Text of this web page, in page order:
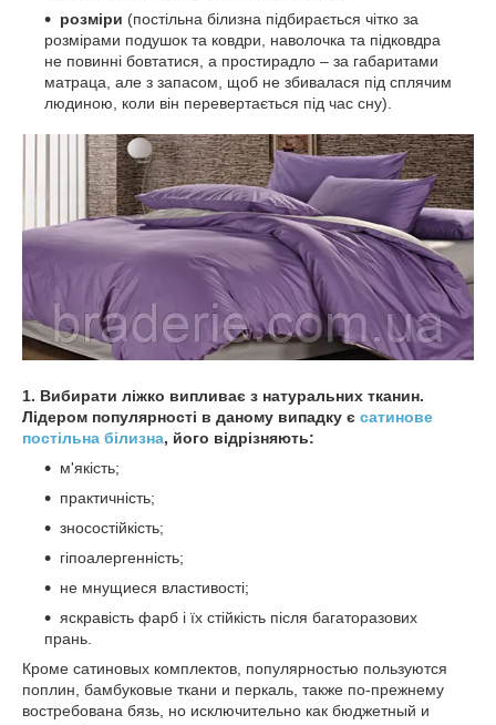
розміри (постільна білизна підбирається чітко за
розмірами подушок та ковдри, наволочка та підковдра
не повинні бовтатися, а простирадло – за габаритами
матраца, але з запасом, щоб не збивалася під сплячим
людиною, коли він перевертається під час сну).
1. Вибирати ліжко випливає з натуральних тканин.
Лідером популярності в даному випадку є сатинове
постільна білизна, його відрізняють:
м'якість;
практичність;
зносостійкість;
гіпоалергенність;
не мнущиеся властивості;
яскравість фарб і їх стійкість після багаторазових
прань.
Кроме сатиновых комплектов, популярностью пользуются
поплин, бамбуковые ткани и перкаль, также по-прежнему
востребована бязь, но исключительно как бюджетный и